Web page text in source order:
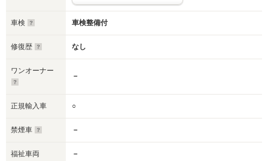
車検 車検整備付
修復歴 なし
ワンオーナー
－
正規輸入車 ○
禁煙車 －
福祉車両 －